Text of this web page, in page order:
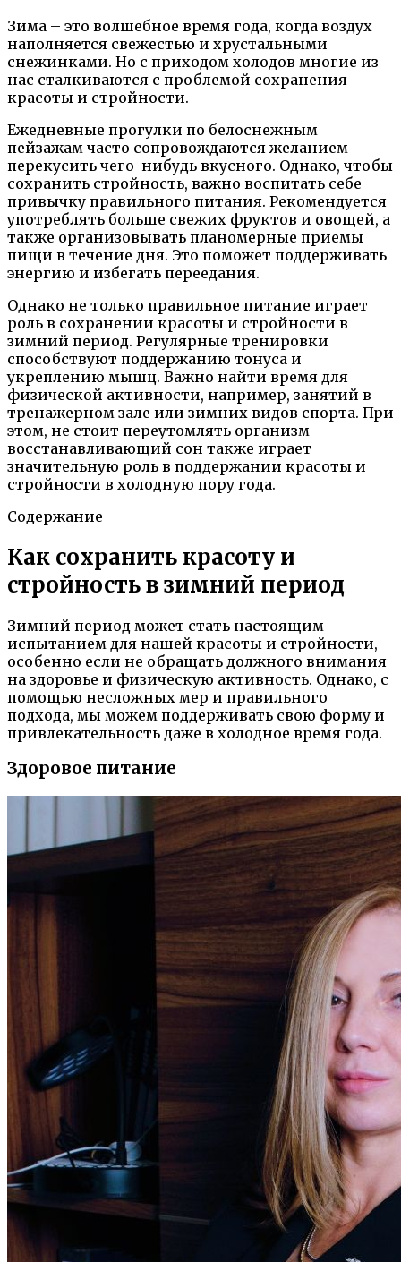
Зима – это волшебное время года, когда воздух
наполняется свежестью и хрустальными
снежинками. Но с приходом холодов многие из
нас сталкиваются с проблемой сохранения
красоты и стройности.
Ежедневные прогулки по белоснежным
пейзажам часто сопровождаются желанием
перекусить чего-нибудь вкусного. Однако, чтобы
сохранить стройность, важно воспитать себе
привычку правильного питания. Рекомендуется
употреблять больше свежих фруктов и овощей, а
также организовывать планомерные приемы
пищи в течение дня. Это поможет поддерживать
энергию и избегать переедания.
Однако не только правильное питание играет
роль в сохранении красоты и стройности в
зимний период. Регулярные тренировки
способствуют поддержанию тонуса и
укреплению мышц. Важно найти время для
физической активности, например, занятий в
тренажерном зале или зимних видов спорта. При
этом, не стоит переутомлять организм –
восстанавливающий сон также играет
значительную роль в поддержании красоты и
стройности в холодную пору года.
Содержание
Как сохранить красоту и
стройность в зимний период
Зимний период может стать настоящим
испытанием для нашей красоты и стройности,
особенно если не обращать должного внимания
на здоровье и физическую активность. Однако, с
помощью несложных мер и правильного
подхода, мы можем поддерживать свою форму и
привлекательность даже в холодное время года.
Здоровое питание